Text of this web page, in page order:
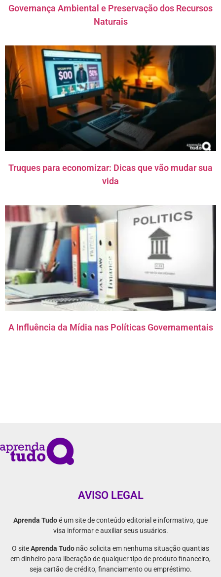
Governança Ambiental e Preservação dos Recursos
Naturais
Truques para economizar: Dicas que vão mudar sua
vida
A Influência da Mídia nas Políticas Governamentais
AVISO LEGAL
Aprenda Tudoé um site de conteúdo editorial e informativo, que
visa informar e auxiliar seus usuários.
O siteAprenda Tudo não solicita em nenhuma situação quantias
em dinheiro para liberação de qualquer tipo de produto financeiro,
seja cartão de crédito, financiamento ou empréstimo.